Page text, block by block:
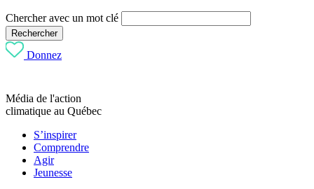
Chercher avec un mot clé
Rechercher
Donnez
Média de l'action
climatique au Québec
S’inspirer
Comprendre
Agir
Jeunesse